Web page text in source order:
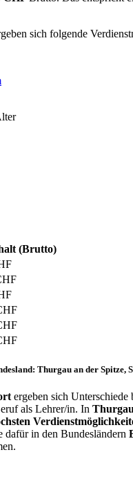
sich folgende
(Brutto)
Thurgau an der Spitze,
ergeben sich
als Lehrer/in. In Thurgau
dafür in den Bundesländern